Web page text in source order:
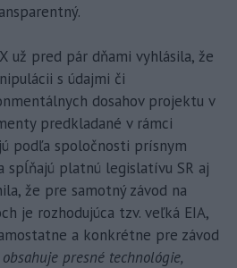
už pred pár dňami vyhlásila, že
s údajmi či
dosahov projektu v
predkladané v rámci
podľa spoločnosti prísnym
spĺňajú platnú legislatívu SR aj
že pre samotný závod na
je rozhodujúca tzv. veľká EIA,
a konkrétne pre závod
presné technológie,